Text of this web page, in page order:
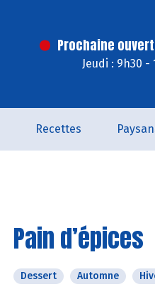
Prochaine
Jeudi : 9h30 -
Recettes
Pain d’épices
Dessert Automne